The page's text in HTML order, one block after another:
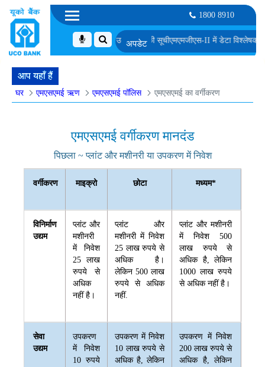
1800 8910
के लिए अनंतिम रूप से चुने गए उम्मीदवारों की सूचीएमएमजीएस-II में डेटा विश्लेषक के पद के
आप यहाँ हैं
घर एमएसएमई ऋण एमएसएमई पॉलिस एमएसएमई का वर्गीकरण
एमएसएमई वर्गीकरण मानदंड
पिछला ~ प्लांट और मशीनरी या उपकरण में निवेश
वर्गीकरण माइक्रो छोटा मध्यम*
विनिर्माण
उद्यम
प्लांट और
मशीनरी
में निवेश
25 लाख
रुपये से
अधिक
नहीं है।
प्लांट और
मशीनरी में निवेश
25 लाख रुपये से
अधिक है।
लेकिन 500 लाख
रुपये से अधिक
नहीं.
प्लांट और मशीनरी
में निवेश 500
लाख रुपये से
अधिक है, लेकिन
1000 लाख रुपये
से अधिक नहीं है।
सेवा
उद्यम
उपकरण
में निवेश
10 रुपये
उपकरण में निवेश
10 लाख रुपये से
अधिक है, लेकिन
उपकरण में निवेश
200 लाख रुपये से
अधिक है, लेकिन